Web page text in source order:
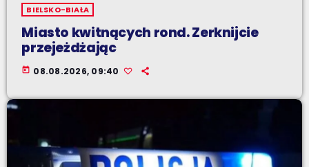
BIELSKO-BIAŁA
Miasto kwitnących rond. Zerknijcie
przejeżdżając
today 08.08.2026, 09:40